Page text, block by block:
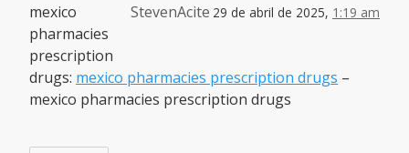
StevenAcite 29 de abril de 2025, 1:19 am
mexico
pharmacies
prescription
drugs: mexico pharmacies prescription drugs –
mexico pharmacies prescription drugs